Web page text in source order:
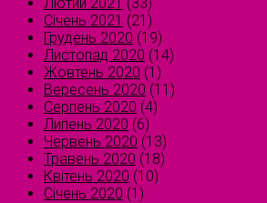
Січень 2021 (21)
Грудень 2020 (19)
Листопад 2020 (14)
Жовтень 2020 (1)
Вересень 2020 (11)
Серпень 2020 (4)
Липень 2020 (6)
Червень 2020 (13)
Травень 2020 (18)
Квітень 2020 (10)
Січень 2020 (1)